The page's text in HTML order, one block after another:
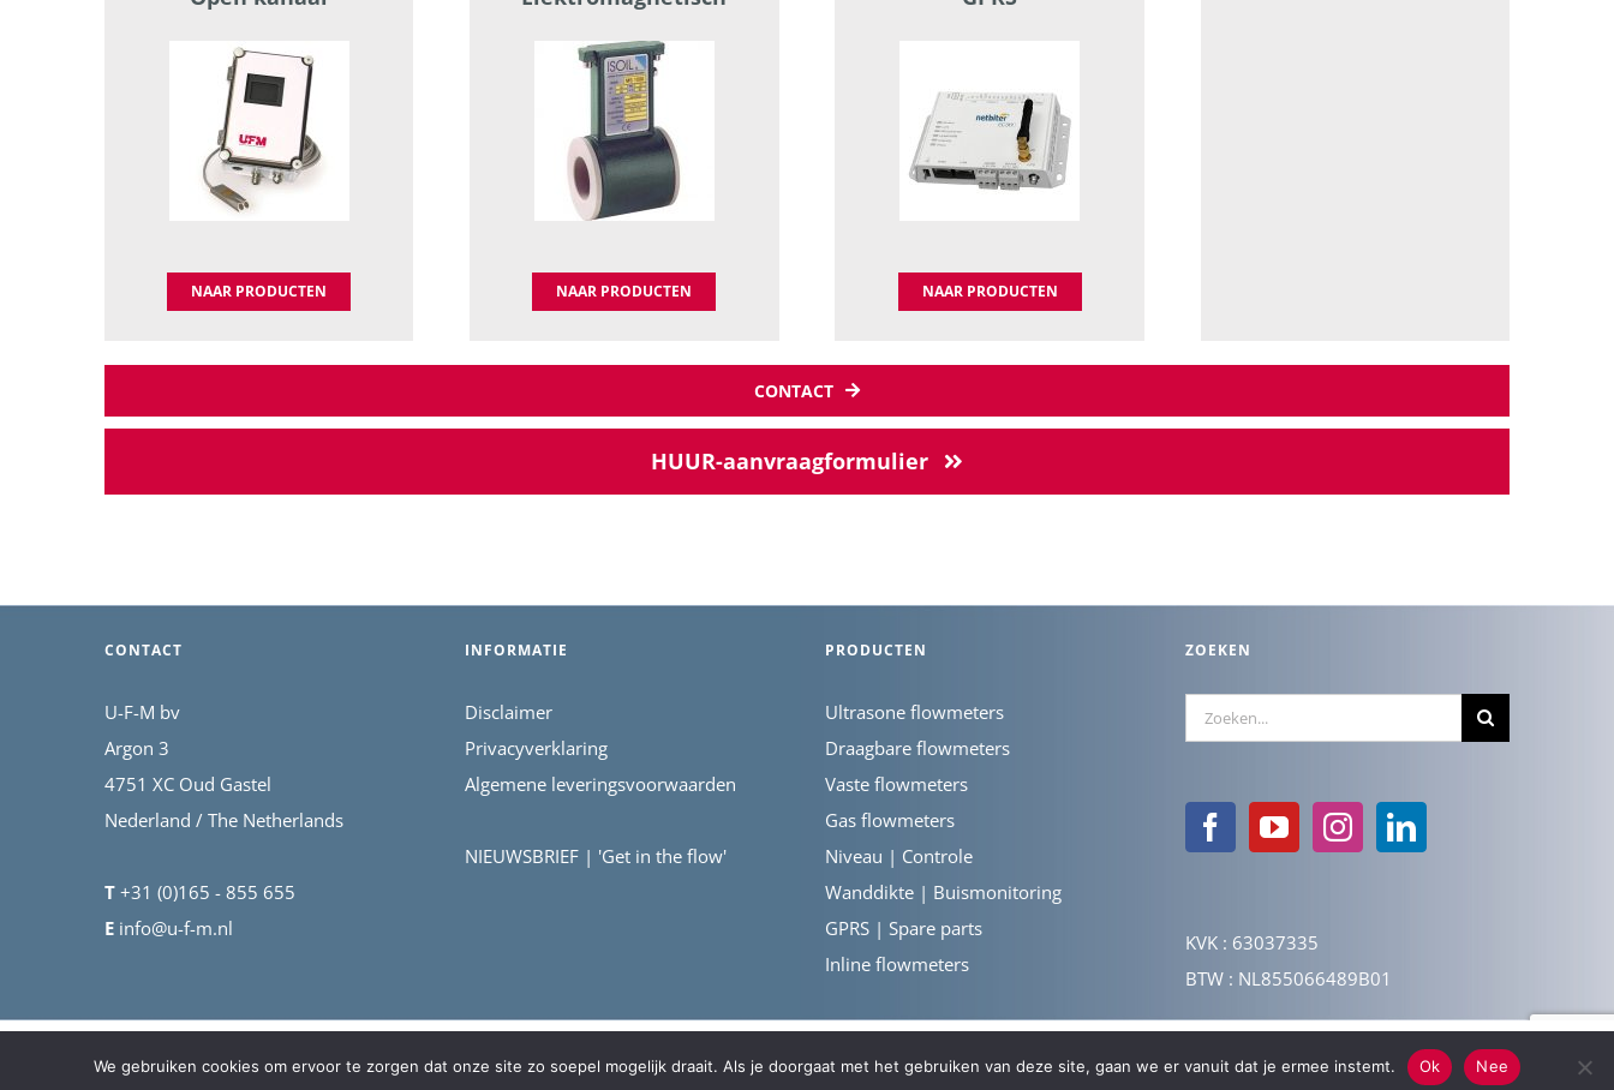
NAAR PRODUCTEN NAAR PRODUCTEN NAAR PRODUCTEN
CONTACT
HUUR-aanvraagformulier
CONTACT
U-F-M bv
Argon 3
4751 XC Oud Gastel
Nederland / The Netherlands
T +31 (0)165 - 855 655
E info@u-f-m.nl
INFORMATIE
Disclaimer
Privacyverklaring
Algemene leveringsvoorwaarden
NIEUWSBRIEF | 'Get in the flow'
PRODUCTEN
Ultrasone flowmeters
Draagbare flowmeters
Vaste flowmeters
Gas flowmeters
Niveau | Controle
Wanddikte | Buismonitoring
GPRS | Spare parts
Inline flowmeters
ZOEKEN
Zoeken
naar:
KVK : 63037335
BTW : NL855066489B01
©2026 U-F-M bv | Ultrasonic Flow Management
We gebruiken cookies om ervoor te zorgen dat onze site zo soepel mogelijk draait. Als je doorgaat met het gebruiken van deze site, gaan we er vanuit dat je ermee instemt. Ok Nee